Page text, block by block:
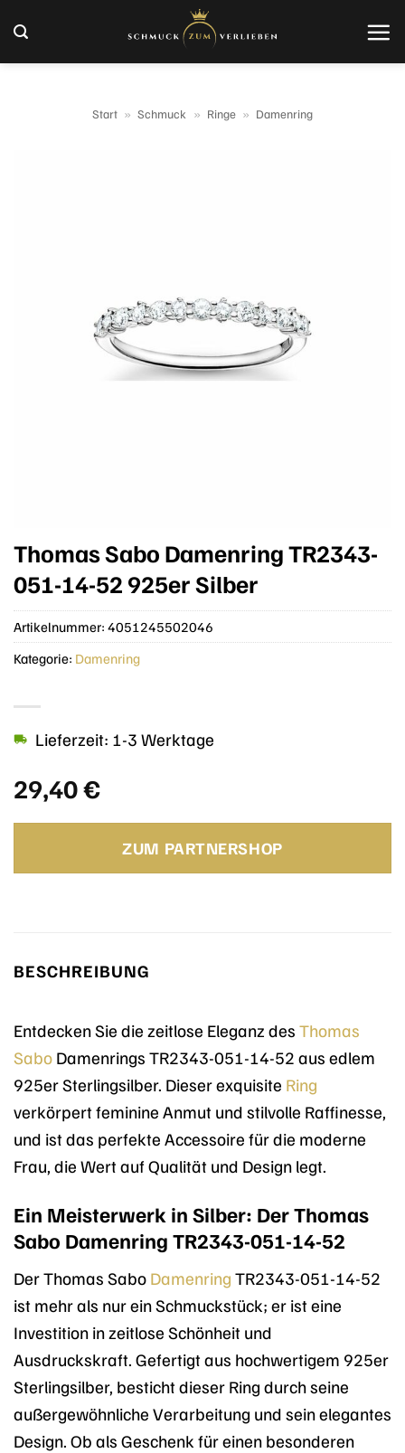
Inhalt
springen
Start » Schmuck » Ringe » Damenring
Thomas Sabo Damenring TR2343-
051-14-52 925er Silber
29,40€
Lieferzeit: 1-3 Werktage
ZUM PARTNERSHOP
Artikelnummer: 4051245502046
Kategorie: Damenring
BESCHREIBUNG
Entdecken Sie die zeitlose Eleganz des Thomas
Sabo Damenrings TR2343-051-14-52 aus edlem
925er Sterlingsilber. Dieser exquisite Ring
verkörpert feminine Anmut und stilvolle Raffinesse,
und ist das perfekte Accessoire für die moderne
Frau, die Wert auf Qualität und Design legt.
Ein Meisterwerk in Silber: Der Thomas
Sabo Damenring TR2343-051-14-52
Der Thomas Sabo Damenring TR2343-051-14-52
ist mehr als nur ein Schmuckstück; er ist eine
Investition in zeitlose Schönheit und
Ausdruckskraft. Gefertigt aus hochwertigem 925er
Sterlingsilber, besticht dieser Ring durch seine
außergewöhnliche Verarbeitung und sein elegantes
Design. Ob als Geschenk für einen besonderen